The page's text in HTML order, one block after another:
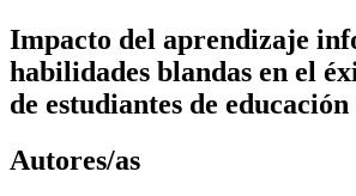
Impacto del aprendizaje
habilidades blandas en el
de estudiantes de
Autores/as